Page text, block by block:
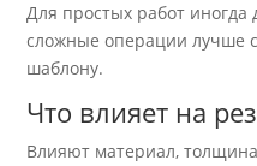
Для простых работ иногда
сложные операции лучше
шаблону.
Что влияет на
Влияют материал,